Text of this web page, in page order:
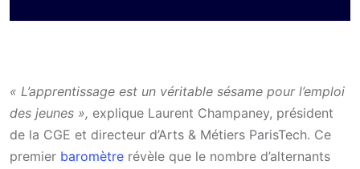
« L’apprentissage est un véritable sésame pour l’emploi
des jeunes », explique Laurent Champaney, président
de la CGE et directeur d’Arts & Métiers ParisTech. Ce
premier baromètre révèle que le nombre d’alternants